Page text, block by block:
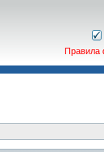
Правила